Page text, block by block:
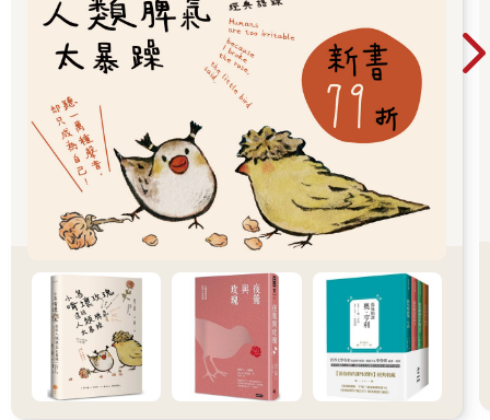
兒，等進到比較深的河裡就會穿上了。他把帽子也脫了，捲起來
擺到背包的側袋裡頭。一如往常，眾多的蒼蠅蚊子襲來，但是獨
木舟從底部，的罐子裡不時散出煙霧，一陣一陣，把蚊蟲趕到岸
布萊恩不慌不忙。他認為自己或許再也不必心急，於是轉眼間就
投入他時而念及的樹林歲月。在樹林裡，不是要去弄清楚發生了
什麼事，或者發生在哪裡。他常常想起以前見過的那一匹狼，牠
穿過樹林，眼觀四面、耳聽八方，從從容容地，不放過任何細
布萊恩現在就是如此。樹葉搖曳、微風吹起、小鳥鳴啼。他緩緩
地、靜靜地呼吸，沿著湖岸，和緩地搖動船槳。他將一切盡收眼
底，就和過去一樣，完全融入樹林。以致於因為跳進獨木舟的鹿
而大吃一驚。